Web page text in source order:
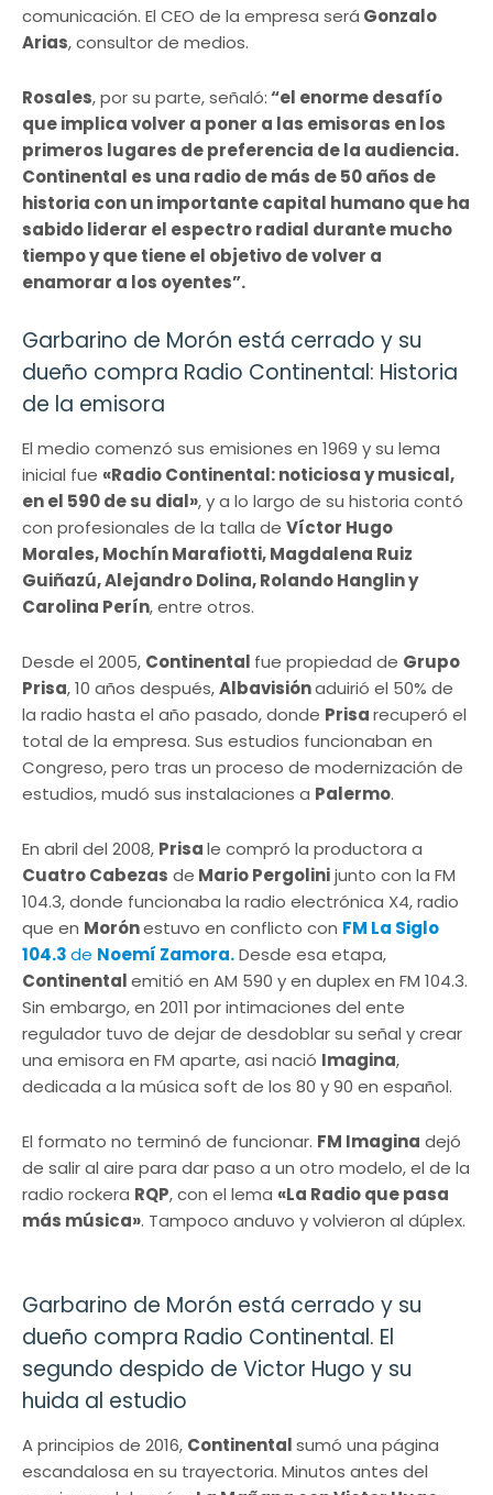
comunicación. El CEO de la empresa será Gonzalo
Arias, consultor de medios.
Rosales, por su parte, señaló:“el enorme desafío
que implica volver a poner a las emisoras en los
primeros lugares de preferencia de la audiencia.
Continental es una radio de más de 50 años de
historia con un importante capital humano que ha
sabido liderar el espectro radial durante mucho
tiempo y que tiene el objetivo de volver a
enamorar a los oyentes”.
Garbarino de Morón está cerrado y su
dueño compra Radio Continental: Historia
de la emisora
El medio comenzó sus emisiones en 1969 y su lema
inicial fue «Radio Continental: noticiosa y musical,
en el 590 de su dial», y a lo largo de su historia contó
con profesionales de la talla de Víctor Hugo
Morales, Mochín Marafiotti, Magdalena Ruiz
Guiñazú, Alejandro Dolina, Rolando Hanglin y
Carolina Perín, entre otros.
Desde el 2005, Continental fue propiedad de Grupo
Prisa, 10 años después,Albavisiónaduirió el 50% de
la radio hasta el año pasado, donde Prisarecuperó el
total de la empresa. Sus estudios funcionaban en
Congreso, pero tras un proceso de modernización de
estudios, mudó sus instalaciones a Palermo.
En abril del 2008, Prisale compró la productora a
Cuatro Cabezas de Mario Pergolinijunto con la FM
104.3, donde funcionaba la radio electrónica X4, radio
que en Morónestuvo en conflicto con FM La Siglo
104.3de Noemí Zamora.Desde esa etapa,
Continentalemitió en AM 590 y en duplex en FM 104.3.
Sin embargo, en 2011 por intimaciones del ente
regulador tuvo de dejar de desdoblar su señal y crear
una emisora en FM aparte, asi nació Imagina,
dedicada a la música soft de los 80 y 90 en español.
El formato no terminó de funcionar. FM Imagina dejó
de salir al aire para dar paso a un otro modelo, el de la
radio rockera RQP, con el lema «La Radio que pasa
más música». Tampoco anduvo y volvieron al dúplex.
Garbarino de Morón está cerrado y su
dueño compra Radio Continental. El
segundo despido de Victor Hugo y su
huida al estudio
A principios de 2016, Continentalsumó una página
escandalosa en su trayectoria. Minutos antes del